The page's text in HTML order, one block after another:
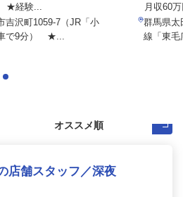
★経験...
吉沢町1059-7（JR「小
で9分） ★...
月収60
群馬県太
線「東毛
店舗スタッフ／深夜